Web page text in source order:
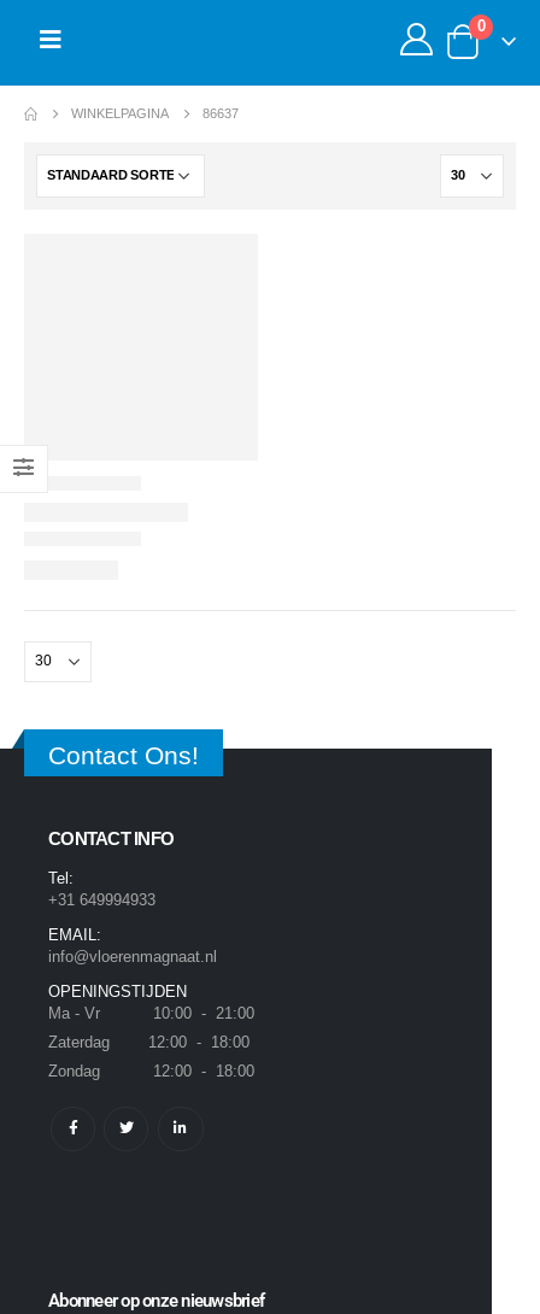
0
WINKELPAGINA 86637
Contact Ons!
CONTACT INFO
Tel:
+31 649994933
EMAIL:
info@vloerenmagnaat.nl
OPENINGSTIJDEN
Ma - Vr 10:00 - 21:00
Zaterdag 12:00 - 18:00
Zondag 12:00 - 18:00
Abonneer op onze nieuwsbrief